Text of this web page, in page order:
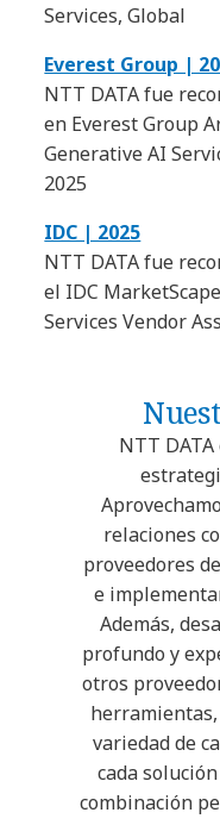
Services, Global
Everest Group |
NTT DATA fue
en Everest Group
Generative AI
2025
IDC | 2025
NTT DATA fue
el IDC
Services Vendor
NTT
relaciones
proveedores
e
Además,
profundo y
otros
variedad de
cada
combinación